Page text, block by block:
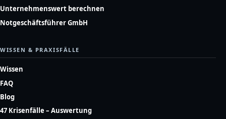
Unternehmenswert berechnen
Notgeschäftsführer GmbH
WISSEN & PRAXISFÄLLE
Wissen
FAQ
Blog
47 Krisenfälle – Auswertung